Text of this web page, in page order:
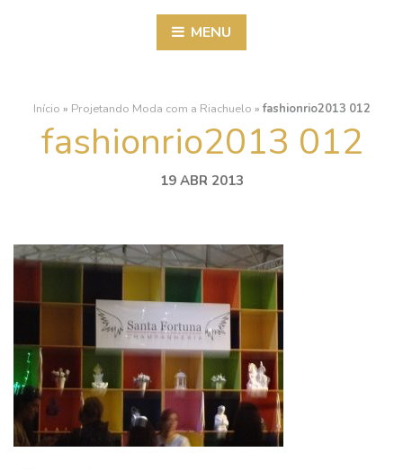
MENU
Início » Projetando Moda com a Riachuelo » fashionrio2013 012
fashionrio2013 012
19 ABR 2013